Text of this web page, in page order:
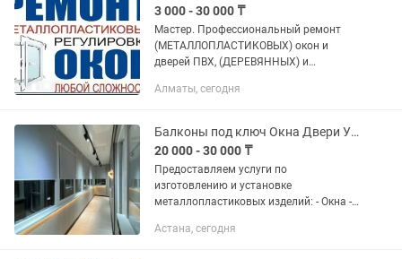
3 000 - 30 000 ₸
Мастер. Профессиональный ремонт
(МЕТАЛЛОПЛАСТИКОВЫХ) окон и
дверей ПВХ, (ДЕРЕВЯННЫХ) и
замена фурнитуры, ремонт замков.
резина...
Алматы, сегодня
Балконы под ключ Окна Двери Установка Утепление Отделка
20 000 - 30 000 ₸
Предоставляем услуги по
изготовлению и установке
металлопластиковых изделий: - Окна -
Балконные пары -Витражи
Астана, сегодня